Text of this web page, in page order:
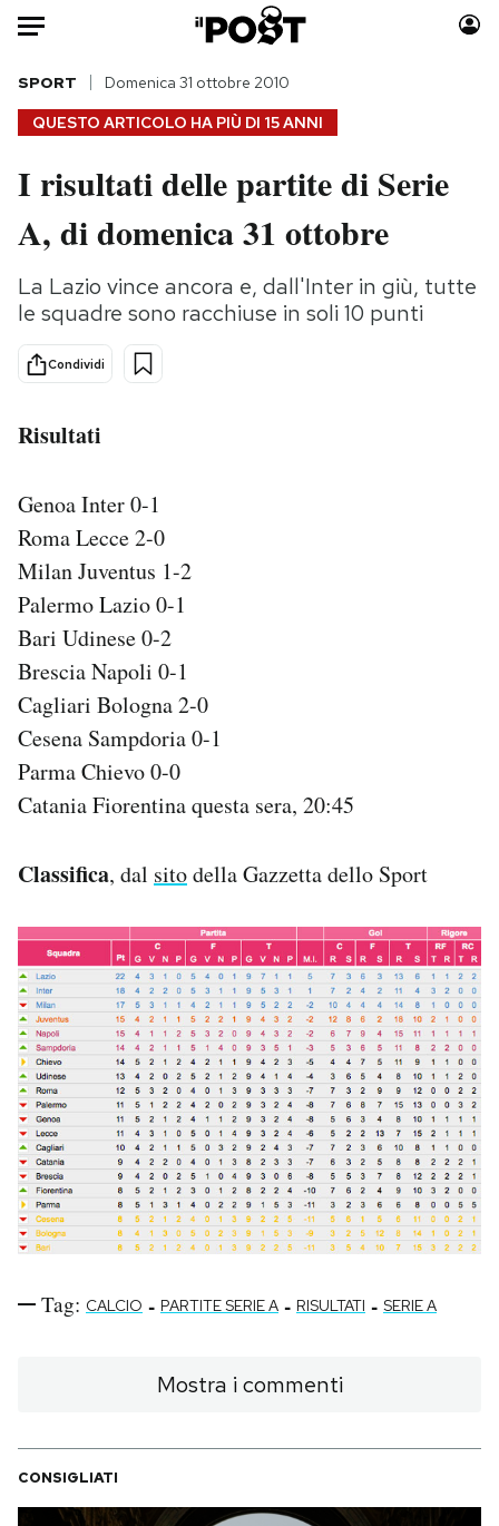
Auto
HOME
Italia
Politica
Tecnologia
Internet
Scienza
Cultura
Sport
Moda
Consumismi
Storie/Idee
Ok Boomer!
PODCAST
NEWSLETTER
I MIEI PREFERITI
SHOP
Area Personale
Newsletter
Notifiche mobile
Regala il Post
Hai bisogno di aiuto?
Esci
QUESTO ARTICOLO HA PIÙ DI 15 ANNI
SPORT Domenica 31 ottobre 2010
I risultati delle partite di Serie
A, di domenica 31 ottobre
La Lazio vince ancora e, dall'Inter in giù, tutte
le squadre sono racchiuse in soli 10 punti
Condividi
Risultati
Genoa Inter 0-1
Roma Lecce 2-0
Milan Juventus 1-2
Palermo Lazio 0-1
Bari Udinese 0-2
Brescia Napoli 0-1
Cagliari Bologna 2-0
Cesena Sampdoria 0-1
Parma Chievo 0-0
Catania Fiorentina questa sera, 20:45
Classifica, dal sitodella Gazzetta dello Sport
Tag: CALCIO - PARTITE SERIE A - RISULTATI - SERIE A
Mostra i commenti
CONSIGLIATI